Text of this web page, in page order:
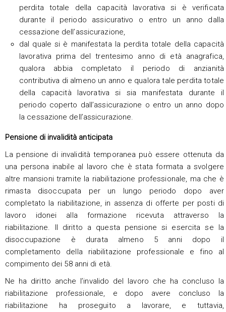
perdita totale della capacità lavorativa si è verificata
durante il periodo assicurativo o entro un anno dalla
cessazione dell’assicurazione,
dal quale si è manifestata la perdita totale della capacità
lavorativa prima del trentesimo anno di età anagrafica,
qualora abbia completato il periodo di anzianità
contributiva di almeno un anno e qualora tale perdita totale
della capacità lavorativa si sia manifestata durante il
periodo coperto dall’assicurazione o entro un anno dopo
la cessazione dell’assicurazione.
Pensione di invalidità anticipata
La pensione di invalidità temporanea può essere ottenuta da
una persona inabile al lavoro che è stata formata a svolgere
altre mansioni tramite la riabilitazione professionale, ma che è
rimasta disoccupata per un lungo periodo dopo aver
completato la riabilitazione, in assenza di offerte per posti di
lavoro idonei alla formazione ricevuta attraverso la
riabilitazione. Il diritto a questa pensione si esercita se la
disoccupazione è durata almeno 5 anni dopo il
completamento della riabilitazione professionale e fino al
compimento dei 58 anni di età.
Ne ha diritto anche l’invalido del lavoro che ha concluso la
riabilitazione professionale, e dopo avere concluso la
riabilitazione ha proseguito a lavorare, e tuttavia,